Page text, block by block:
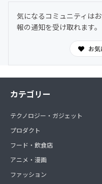
気になるコミュニティは
報の通知を受け取れます。
お
カテゴリー
テクノロジー・ガジェット
プロダクト
フード・飲食店
アニメ・漫画
ファッション